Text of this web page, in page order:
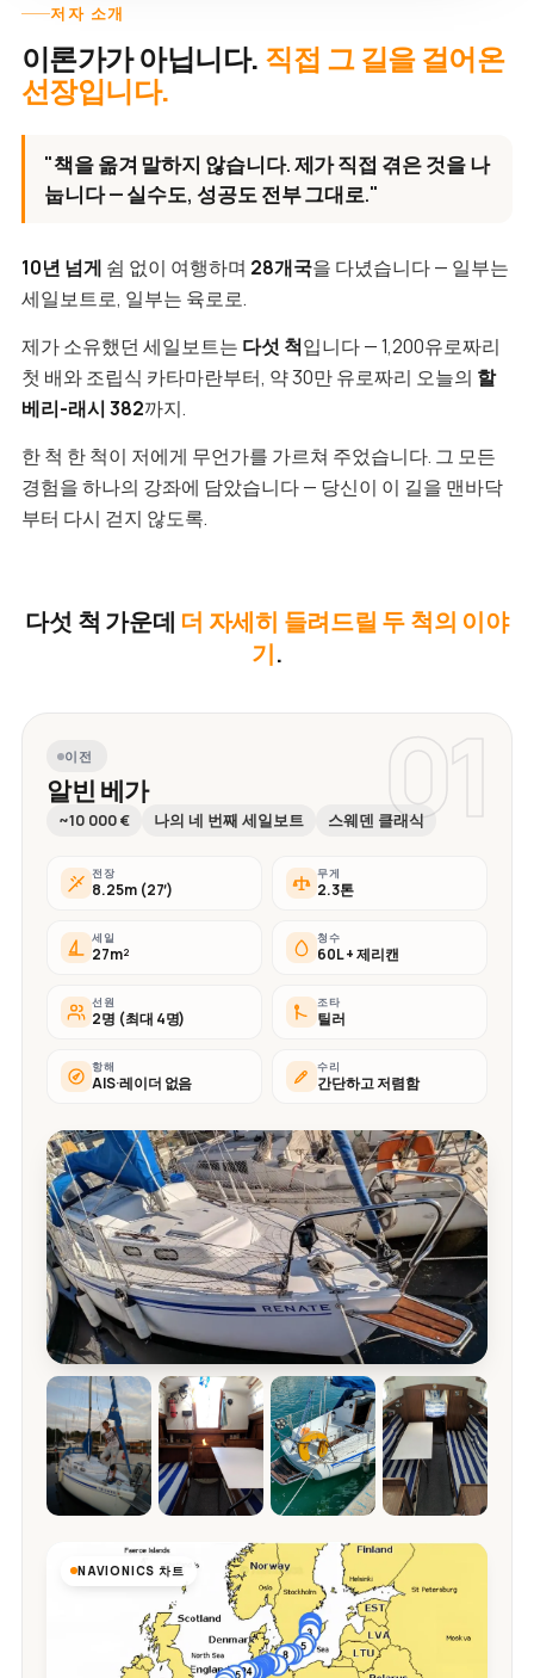
저자 소개
이론가가 아닙니다. 직접 그 길을 걸어온
선장입니다.
"책을 옮겨 말하지 않습니다. 제가 직접 겪은 것을 나
눕니다 — 실수도, 성공도 전부 그대로."
10년 넘게 쉼 없이 여행하며 28개국을 다녔습니다 — 일부는
세일보트로, 일부는 육로로.
제가 소유했던 세일보트는 다섯 척입니다 — 1,200유로짜리
첫 배와 조립식 카타마란부터, 약 30만 유로짜리 오늘의 할
베리-래시 382까지.
한 척 한 척이 저에게 무언가를 가르쳐 주었습니다. 그 모든
경험을 하나의 강좌에 담았습니다 — 당신이 이 길을 맨바닥
부터 다시 걷지 않도록.
다섯 척 가운데 더 자세히 들려드릴 두 척의 이야
기.
01
이전
알빈 베가
~10 000 € 나의 네 번째 세일보트 스웨덴 클래식
전장
8.25m (27′)
무게
2.3톤
세일
27m²
청수
60L + 제리캔
선원
2명 (최대 4명)
조타
틸러
항해
AIS·레이더 없음
수리
간단하고 저렴함
NAVIONICS 차트